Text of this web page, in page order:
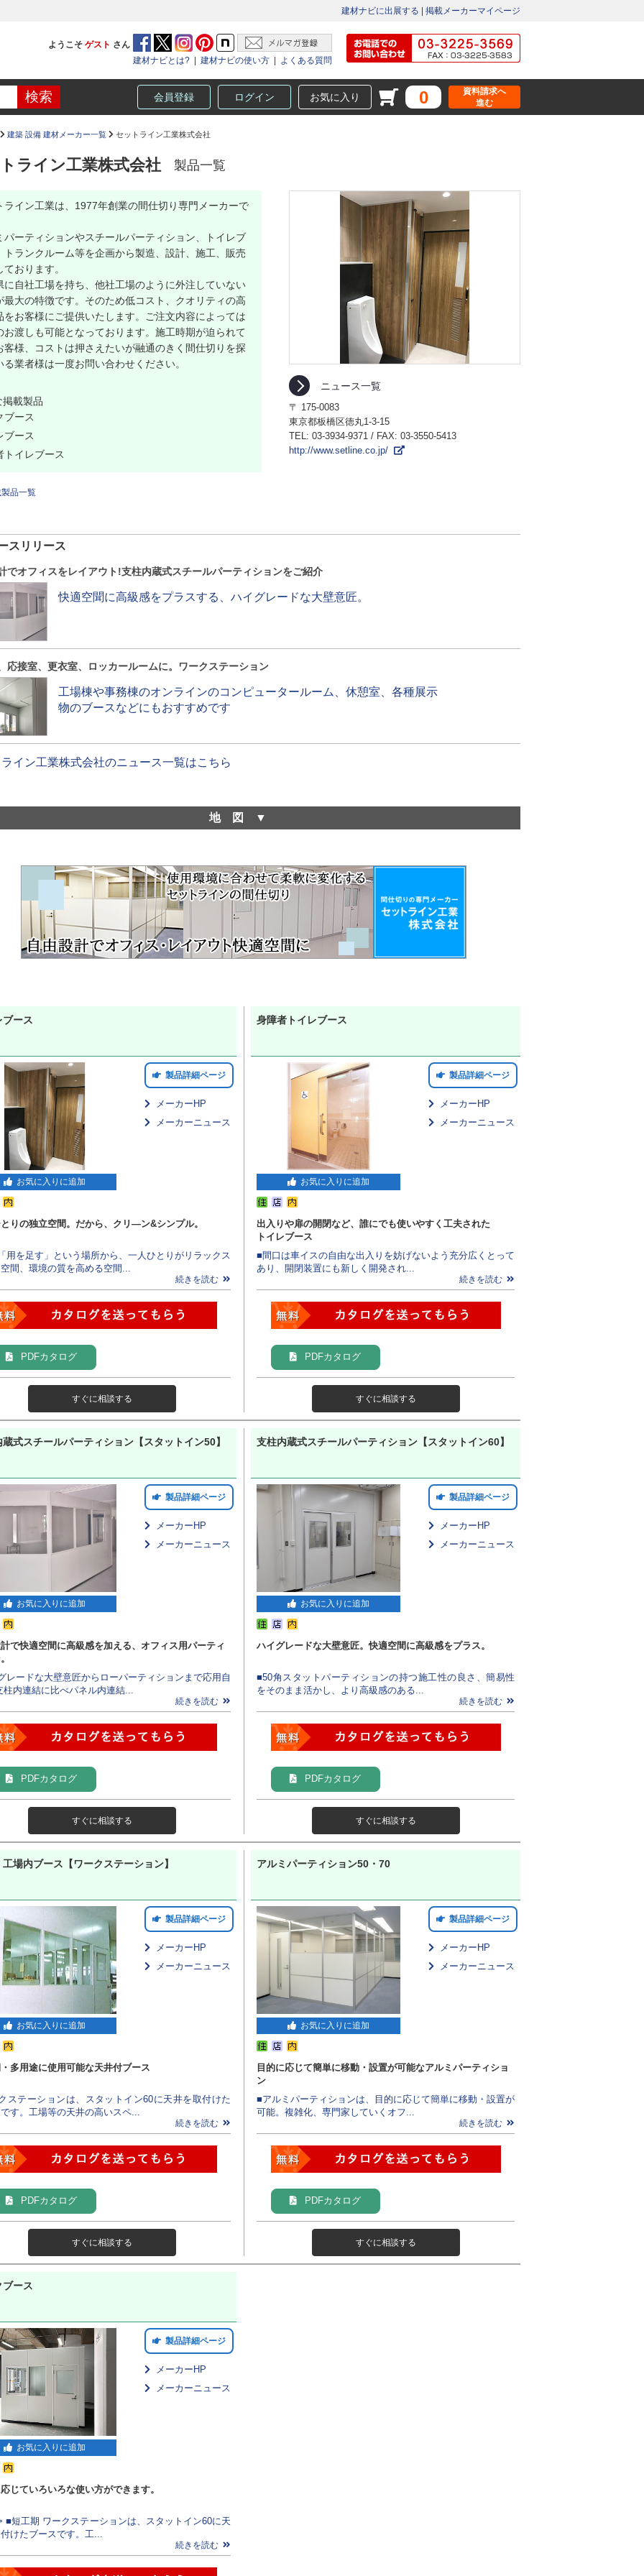
建材ナビに出展する 掲載メーカーマイページ
ようこそ ゲスト さん
建材ナビとは?
建材ナビの使い方 よくある質問
会員登録 ログイン お気に入り 0
資料請求へ
進む
建築 設備 建材メーカー一覧 セットライン工業株式会社
ライン工業株式会社 製品一覧
ライン工業は、1977年創業の間仕切り専門メーカーで
パーティションやスチールパーティション、トイレブ
トランクルーム等を企画から製造、設計、施工、販売
ております。
に自社工場を持ち、他社工場のように外注していない
最大の特徴です。そのため低コスト、クオリティの高
をお客様にご提供いたします。ご注文内容によっては
お渡しも可能となっております。施工時期が迫られて
客様、コストは押さえたいが融通のきく間仕切りを探
る業者様は一度お問い合わせください。
掲載製品
ブース
ブース
トイレブース
品一覧
ニュース一覧
〒 175-0083
東京都板橋区徳丸1-3-15
TEL: 03-3934-9371 / FAX: 03-3550-5413
http://www.setline.co.jp/
スリリース
でオフィスをレイアウト!支柱内蔵式スチールパーティションをご紹介
快適空聞に高級感をプラスする、ハイグレードな大壁意匠。
応接室、更衣室、ロッカールームに。ワークステーション
工場棟や事務棟のオンラインのコンピュータールーム、休憩室、各種展示
物のブースなどにもおすすめです
イン工業株式会社のニュース一覧はこちら
地図
セットライン工業株式会社
ブース
お気に入りに追加
製品詳細ページ
メーカーHP
メーカーニュース
りの独立空間。だから、クリ―ン&シンプル。
用を足す」という場所から、一人ひとりがリラックス
間、環境の質を高める空間...
続きを読む
PDFカタログ
すぐに相談する
身障者トイレブース
お気に入りに追加
製品詳細ページ
メーカーHP
メーカーニュース
出入りや扉の開閉など、誰にでも使いやすく工夫された
トイレブース
■間口は車イスの自由な出入りを妨げないよう充分広くとって
あり、開閉装置にも新しく開発され...
続きを読む
PDFカタログ
すぐに相談する
式スチールパーティション【スタットイン50】
お気に入りに追加
製品詳細ページ
メーカーHP
メーカーニュース
で快適空間に高級感を加える、オフィス用パーティ
レードな大壁意匠からローパーティションまで応用自
内連結に比べパネル内連結...
続きを読む
PDFカタログ
すぐに相談する
支柱内蔵式スチールパーティション【スタットイン60】
お気に入りに追加
製品詳細ページ
メーカーHP
メーカーニュース
ハイグレードな大壁意匠。快適空間に高級感をプラス。
■50角スタットパーティションの持つ施工性の良さ、簡易性
をそのまま活かし、より高級感のある...
続きを読む
PDFカタログ
すぐに相談する
場内ブース【ワークステーション】
お気に入りに追加
製品詳細ページ
メーカーHP
メーカーニュース
多用途に使用可能な天井付ブース
ステーションは、スタットイン60に天井を取付けた
す。工場等の天井の高いスペ...
続きを読む
PDFカタログ
すぐに相談する
アルミパーティション50・70
お気に入りに追加
製品詳細ページ
メーカーHP
メーカーニュース
目的に応じて簡単に移動・設置が可能なアルミパーティショ
ン
■アルミパーティションは、目的に応じて簡単に移動・設置が
可能。複雑化、専門家していくオフ...
続きを読む
PDFカタログ
すぐに相談する
ブース
お気に入りに追加
製品詳細ページ
メーカーHP
メーカーニュース
じていろいろな使い方ができます。
■短工期 ワークステーションは、スタットイン60に天
けたブースです。工...
続きを読む